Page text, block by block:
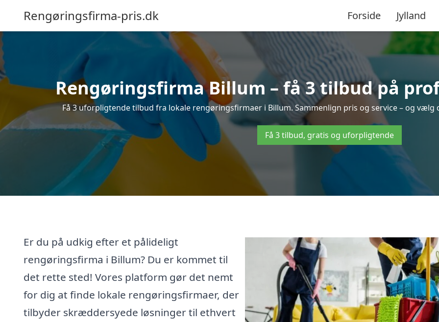
Rengøringsfirma-pris.dk Forside Jylland
Rengøringsfirma Billum – få 3 tilbud på
Få 3 uforpligtende tilbud fra lokale rengøringsfirmaer i Billum. Sammenlign pris og service – og
Få 3 tilbud, gratis og uforpligtende
Er du på udkig efter et pålideligt
rengøringsfirma i Billum? Du er kommet til
det rette sted! Vores platform gør det nemt
for dig at finde lokale rengøringsfirmaer, der
tilbyder skræddersyede løsninger til ethvert